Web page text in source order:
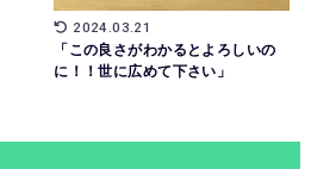
2024.03.21
「この良さがわかるとよろしいの
に！！世に広めて下さい」